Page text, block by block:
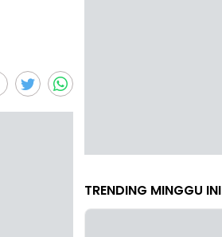
TRENDING MINGGU INI